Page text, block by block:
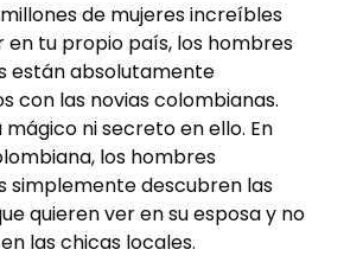
de mujeres increíbles
en tu propio país, los hombres
están absolutamente
con las novias colombianas.
mágico ni secreto en ello. En
los hombres
simplemente descubren las
quieren ver en su esposa y no
las chicas locales.